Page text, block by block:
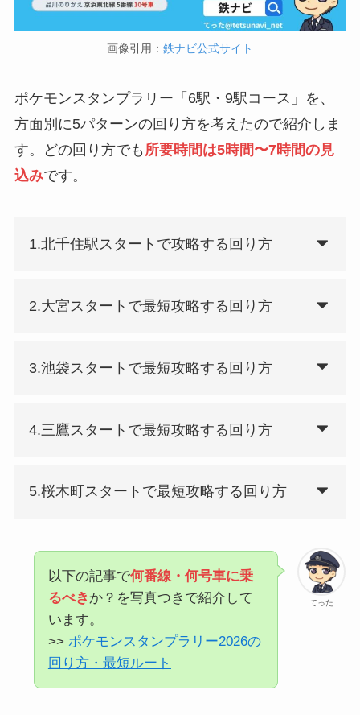
画像引用： 鉄ナビ公式サイト
ポケモンスタンプラリー「6駅・9駅コース」を、
方面別に5パターンの回り方を考えたので紹介しま
す。どの回り方でも 所要時間は5時間〜7時間の見
込みです。
1.北千住駅スタートで攻略する回り方
2.大宮スタートで最短攻略する回り方
3.池袋スタートで最短攻略する回り方
4.三鷹スタートで最短攻略する回り方
5.桜木町スタートで最短攻略する回り方
てった
以下の記事で何番線・何号車に乗
るべき か？を写真つきで紹介して
います。
>> ポケモンスタンプラリー2026の
回り方・最短ルート